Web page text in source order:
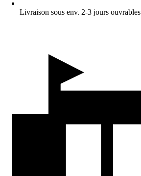
Livraison sous env. 2-3 jours ouvrables